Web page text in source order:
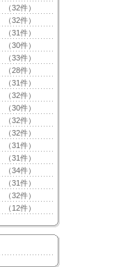
（32件）
（32件）
（31件）
（30件）
（33件）
（28件）
（31件）
（32件）
（30件）
（32件）
（32件）
（31件）
（31件）
（34件）
（31件）
（32件）
（12件）